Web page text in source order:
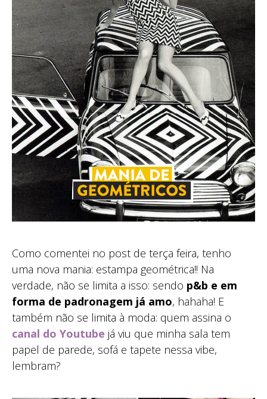
Como comentei no post de terça feira, tenho
uma nova mania: estampa geométrica!! Na
verdade, não se limita a isso: sendo p&b e em
forma de padronagem já amo, hahaha! E
também não se limita à moda: quem assina o
canal do Youtube já viu que minha sala tem
papel de parede, sofá e tapete nessa vibe,
lembram?